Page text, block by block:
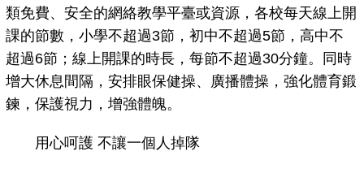
類免費、安全的網絡教學平臺或資源，各校每天線上開
課的節數，小學不超過3節，初中不超過5節，高中不
超過6節；線上開課的時長，每節不超過30分鐘。同時
增大休息間隔，安排眼保健操、廣播體操，強化體育鍛
鍊，保護視力，增強體魄。
用心呵護 不讓一個人掉隊